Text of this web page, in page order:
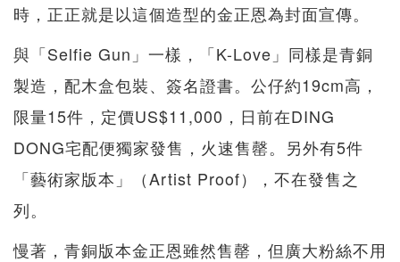
時，正正就是以這個造型的金正恩為封面宣傳。
與「Selfie Gun」一樣，「K-Love」同樣是青銅
製造，配木盒包裝、簽名證書。公仔約19cm高，
限量15件，定價US$11,000，日前在DING
DONG宅配便獨家發售，火速售罄。另外有5件
「藝術家版本」（Artist Proof），不在發售之
列。
慢著，青銅版本金正恩雖然售罄，但廣大粉絲不用